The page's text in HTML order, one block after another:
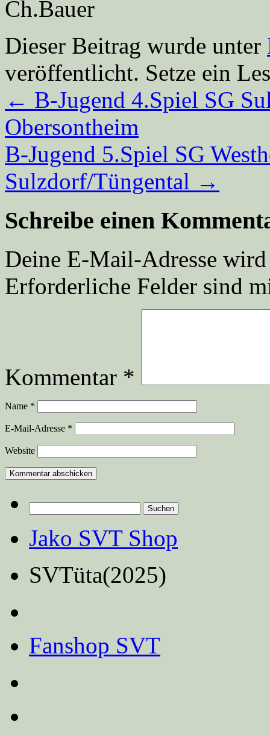
Ch.Bauer
Dieser Beitrag wurde unter
veröffentlicht. Setze ein
← B-Jugend 4.Spiel SG
Obersontheim
B-Jugend 5.Spiel SG
Sulzdorf/Tüngental →
Schreibe einen
Deine E-Mail-Adresse
Erforderliche Felder sind
Kommentar *
Name *
E-Mail-Adresse *
Website
nach:
Jako SVT Shop
SVTüta(2025)
Fanshop SVT